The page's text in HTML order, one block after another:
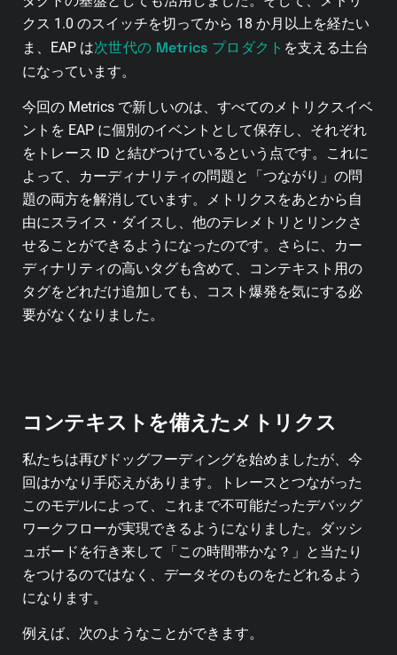
クス 1.0 のスイッチを切ってから 18 か月以上を経たい
ま、EAP は次世代の Metrics プロダクト を支える土台
になっています。
今回の Metrics で新しいのは、すべてのメトリクスイベ
ントを EAP に個別のイベントとして保存し、それぞれ
をトレース ID と結びつけているという点です。これに
よって、カーディナリティの問題と「つながり」の問
題の両方を解消しています。メトリクスをあとから自
由にスライス・ダイスし、他のテレメトリとリンクさ
せることができるようになったのです。さらに、カー
ディナリティの高いタグも含めて、コンテキスト用の
タグをどれだけ追加しても、コスト爆発を気にする必
要がなくなりました。
コンテキストを備えたメトリクス
私たちは再びドッグフーディングを始めましたが、今
回はかなり手応えがあります。トレースとつながった
このモデルによって、これまで不可能だったデバッグ
ワークフローが実現できるようになりました。ダッシ
ュボードを行き来して「この時間帯かな？」と当たり
をつけるのではなく、データそのものをたどれるよう
になります。
例えば、次のようなことができます。